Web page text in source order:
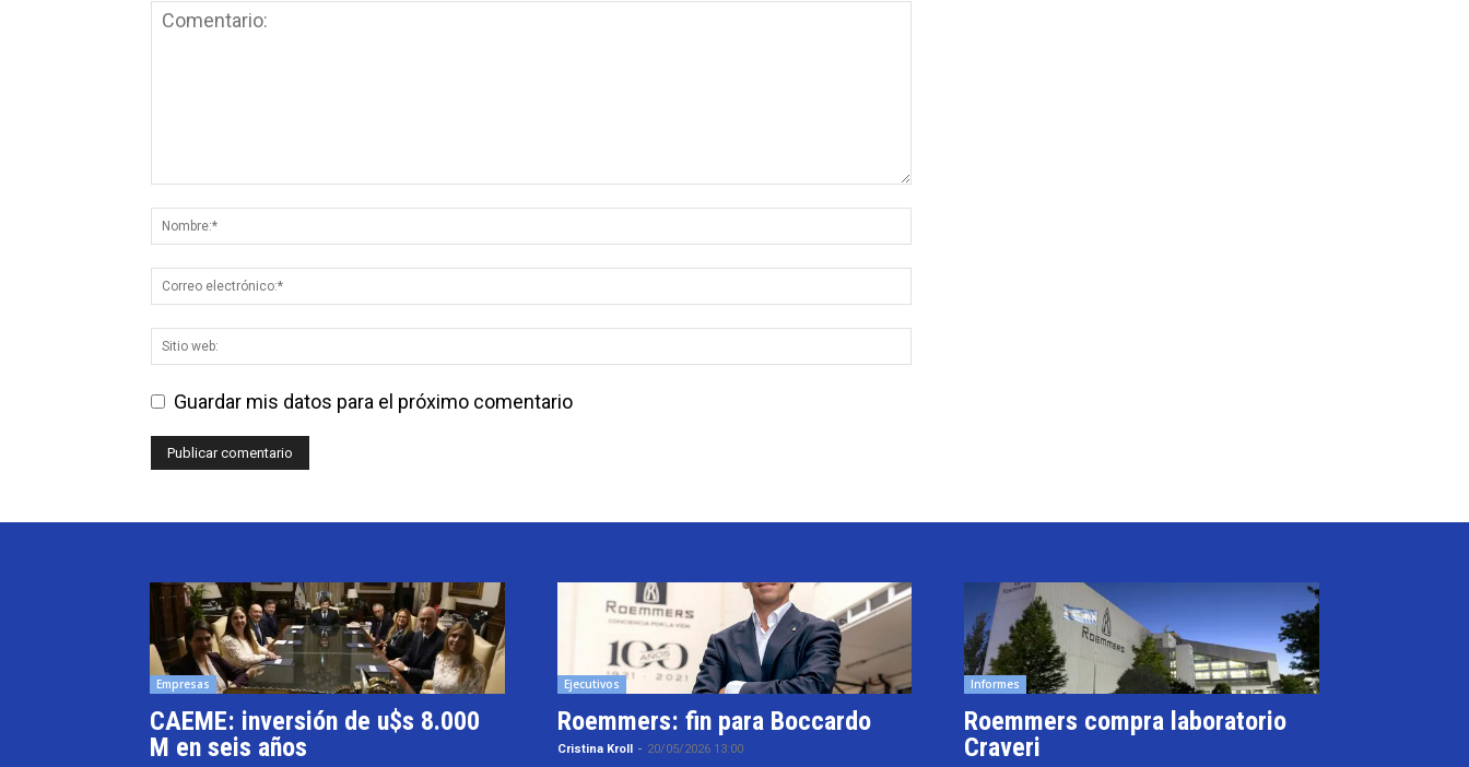
Guardar mis datos para el próximo comentario
Empresas
CAEME: inversión de u$s 8.000
M en seis años
Ejecutivos
Roemmers: fin para Boccardo
Cristina Kroll - 20/05/2026 13:00
Informes
Roemmers compra laboratorio
Craveri